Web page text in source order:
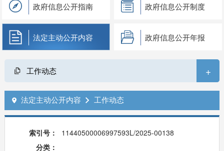
政府信息公开指南 政府信息公开制度
法定主动公开内容 政府信息公开年报
工作动态 +
 法定主动公开内容  工作动态
索引号：
11440500006997593L/2025-00138
分类：